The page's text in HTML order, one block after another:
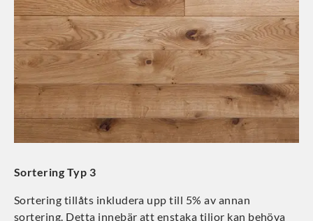
Sortering Typ 3
Sortering tillåts inkludera upp till 5% av annan
sortering. Detta innebär att enstaka tiljor kan behöva